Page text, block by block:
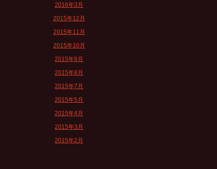
2016年3月
2015年12月
2015年11月
2015年10月
2015年9月
2015年8月
2015年7月
2015年5月
2015年4月
2015年3月
2015年2月